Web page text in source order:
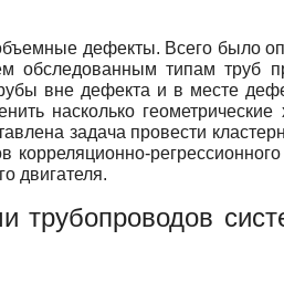
дефекты. Всего было
типам труб
вне дефекта и в месте
насколько геометрические
задача провести
регрессионного
двигателя.
трубопроводов